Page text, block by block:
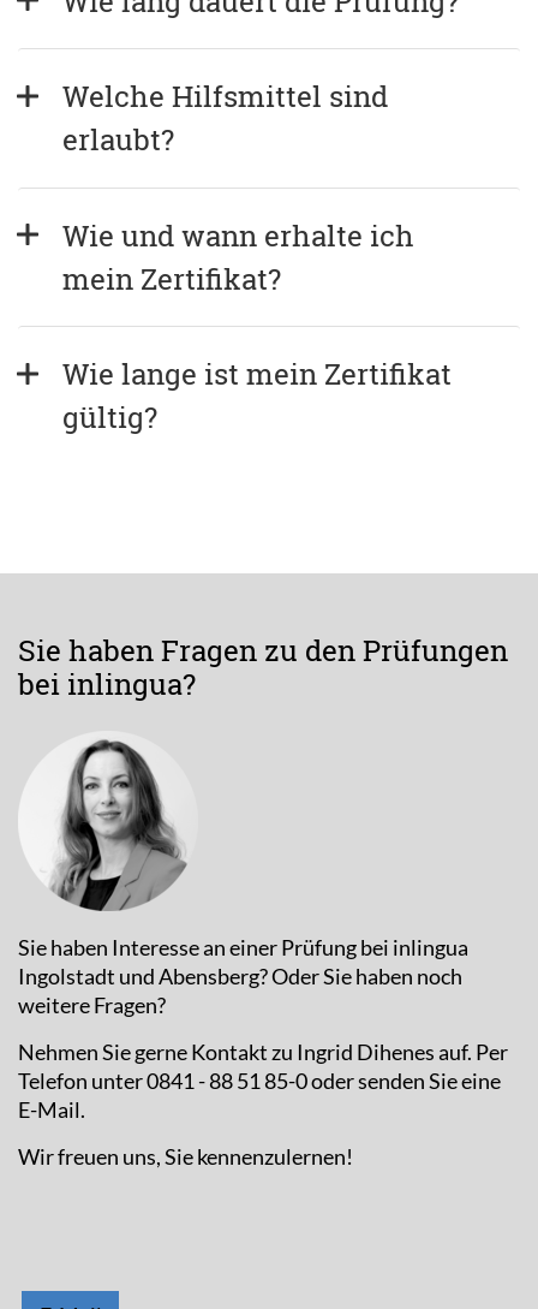
Welche Hilfsmittel sind
erlaubt?
Wie und wann erhalte ich
mein Zertifikat?
Wie lange ist mein Zertifikat
gültig?
Sie haben Fragen zu den Prüfungen
bei inlingua?
Sie haben Interesse an einer Prüfung bei inlingua
Ingolstadt und Abensberg? Oder Sie haben noch
weitere Fragen?
Nehmen Sie gerne Kontakt zu Ingrid Dihenes auf. Per
Telefon unter 0841 - 88 51 85-0 oder senden Sie eine
E-Mail.
Wir freuen uns, Sie kennenzulernen!